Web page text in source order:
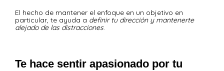
El hecho de mantener el enfoque en un objetivo en
particular, te ayuda a definir tu dirección y mantenerte
alejado de las distracciones.
Te hace sentir apasionado por tu